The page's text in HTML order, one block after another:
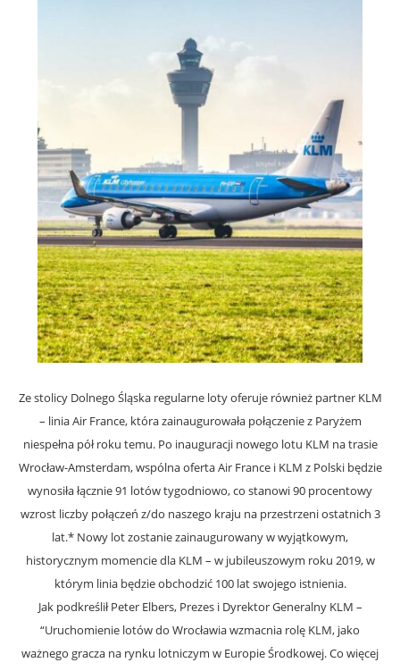
Ze stolicy Dolnego Śląska regularne loty oferuje również partner KLM
– linia Air France, która zainaugurowała połączenie z Paryżem
niespełna pół roku temu. Po inauguracji nowego lotu KLM na trasie
Wrocław-Amsterdam, wspólna oferta Air France i KLM z Polski będzie
wynosiła łącznie 91 lotów tygodniowo, co stanowi 90 procentowy
wzrost liczby połączeń z/do naszego kraju na przestrzeni ostatnich 3
lat.* Nowy lot zostanie zainaugurowany w wyjątkowym,
historycznym momencie dla KLM – w jubileuszowym roku 2019, w
którym linia będzie obchodzić 100 lat swojego istnienia.
Jak podkreślił Peter Elbers, Prezes i Dyrektor Generalny KLM –
“Uruchomienie lotów do Wrocławia wzmacnia rolę KLM, jako
ważnego gracza na rynku lotniczym w Europie Środkowej. Co więcej